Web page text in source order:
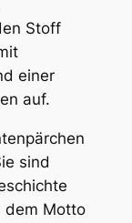
Stoff
einer
auf.
sind
dem Motto